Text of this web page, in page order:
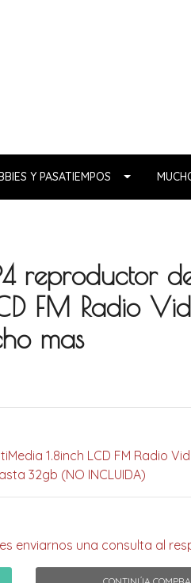
Y PASATIEMPOS
reproductor
FM Radio
mas
1.8inch LCD FM Radio
32gb (NO INCLUIDA)
enviarnos una consulta al